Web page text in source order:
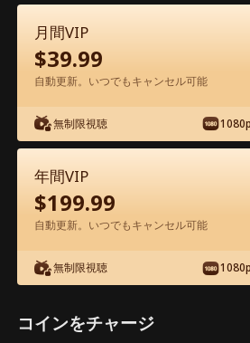
エピソード45 - やり過ぎ
ヒモに？！ 映画フル
45 46 47
月間VIP
$39.99
自動更新。いつでもキャンセル可能
無制限視聴
年間VIP
$199.99
自動更新。いつでもキャンセル可能
無制限視聴
コインをチャージ